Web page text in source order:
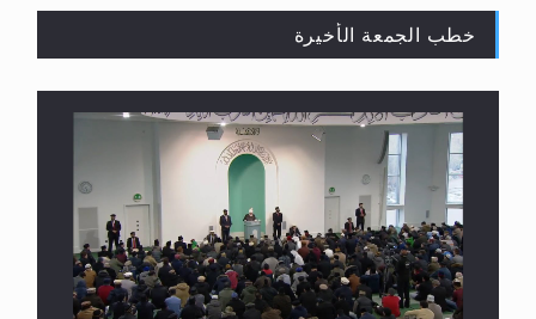
القرآن قاضٍ وحكمٌ على السنة ومهيمنٌ عليها.. ليس
العكس
خطب الجمعة الأخيرة